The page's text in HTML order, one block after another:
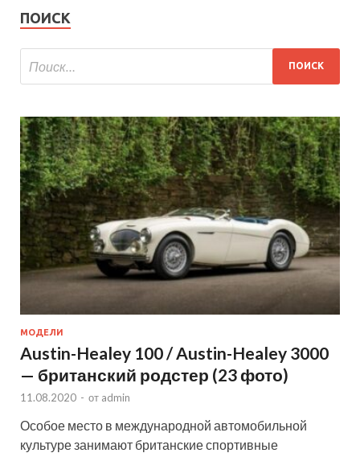
ПОИСК
МОДЕЛИ
Austin-Healey 100 / Austin-Healey 3000
— британский родстер (23 фото)
11.08.2020 - от admin
Особое место в международной автомобильной
культуре занимают британские спортивные